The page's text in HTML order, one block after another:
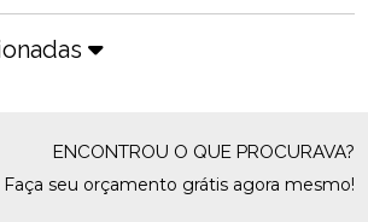
ENCONTROU O QUE PROCURAVA?
Faça seu orçamento grátis agora mesmo!